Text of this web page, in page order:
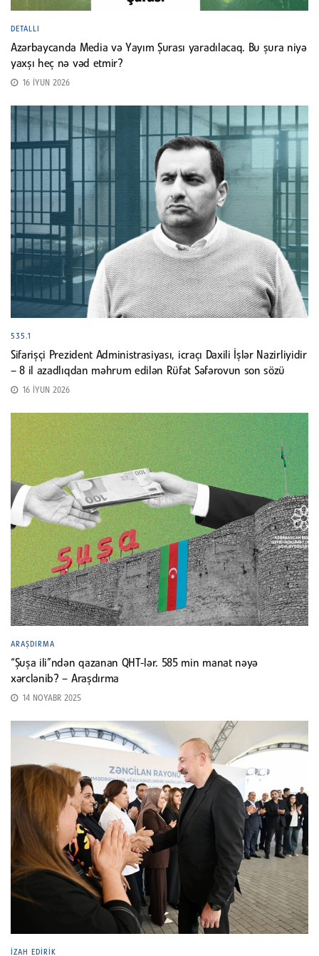
DETALLI
Azərbaycanda Media və Yayım Şurası yaradılacaq. Bu şura niyə
yaxşı heç nə vəd etmir?
16 İYUN 2026
535.1
Sifarişçi Prezident Administrasiyası, icraçı Daxili İşlər Nazirliyidir
– 8 il azadlıqdan məhrum edilən Rüfət Səfərovun son sözü
16 İYUN 2026
ARAŞDIRMA
“Şuşa ili”ndən qazanan QHT-lər. 585 min manat nəyə
xərclənib? – Araşdırma
14 NOYABR 2025
İZAH EDIRIK